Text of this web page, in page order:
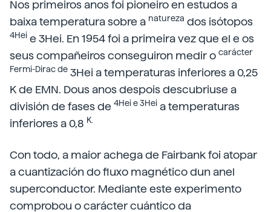
Nos primeiros anos foi pioneiro en estudos a
baixa temperatura sobre a natureza dos isótopos
4Hei e 3Hei. En 1954 foi a primeira vez que el e os
seus compañeiros conseguiron medir o carácter
Fermi-Dirac de 3Hei a temperaturas inferiores a 0,25
K de EMN. Dous anos despois descubriuse a
división de fases de 4Hei e 3Hei a temperaturas
inferiores a 0,8 K.
Con todo, a maior achega de Fairbank foi atopar
a cuantización do fluxo magnético dun anel
superconductor. Mediante este experimento
comprobou o carácter cuántico da